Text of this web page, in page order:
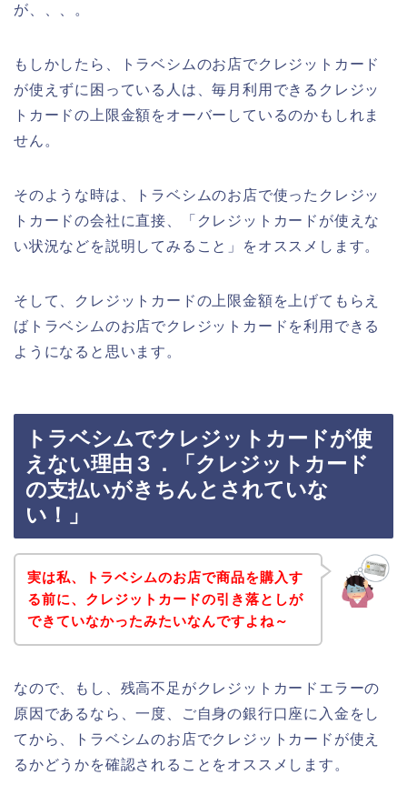
が、、、。
もしかしたら、トラベシムのお店でクレジットカード
が使えずに困っている人は、毎月利用できるクレジッ
トカードの上限金額をオーバーしているのかもしれま
せん。
そのような時は、トラベシムのお店で使ったクレジッ
トカードの会社に直接、「クレジットカードが使えな
い状況などを説明してみること」をオススメします。
そして、クレジットカードの上限金額を上げてもらえ
ばトラベシムのお店でクレジットカードを利用できる
ようになると思います。
トラベシムでクレジットカードが使
えない理由３．「クレジットカード
の支払いがきちんとされていな
い！」
実は私、トラベシムのお店で商品を購入す
る前に、クレジットカードの引き落としが
できていなかったみたいなんですよね～
なので、もし、残高不足がクレジットカードエラーの
原因であるなら、一度、ご自身の銀行口座に入金をし
てから、トラベシムのお店でクレジットカードが使え
るかどうかを確認されることをオススメします。